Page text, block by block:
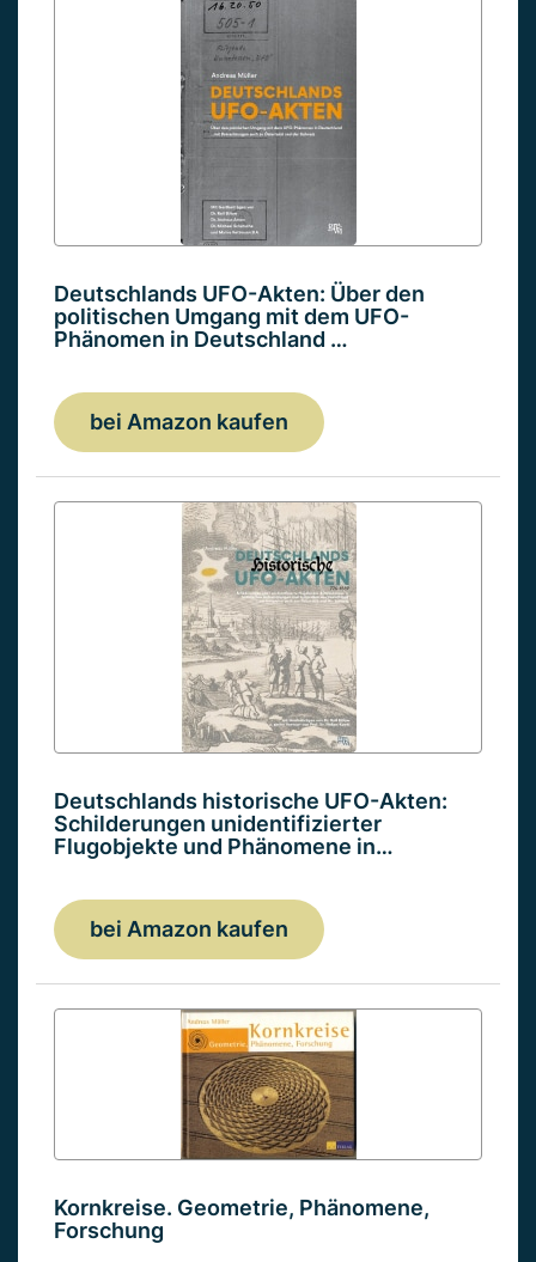
Deutschlands UFO-Akten: Über den
politischen Umgang mit dem UFO-
Phänomen in Deutschland …
bei Amazon kaufen
Deutschlands historische UFO-Akten:
Schilderungen unidentifizierter
Flugobjekte und Phänomene in…
bei Amazon kaufen
Kornkreise. Geometrie, Phänomene,
Forschung